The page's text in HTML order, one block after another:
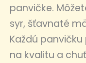
panvičke.
syr, šťavnaté
Každú
na kvalitu a